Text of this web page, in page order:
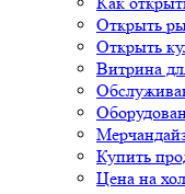
Открыть
Открыть
Витрина
Купить
Цена на